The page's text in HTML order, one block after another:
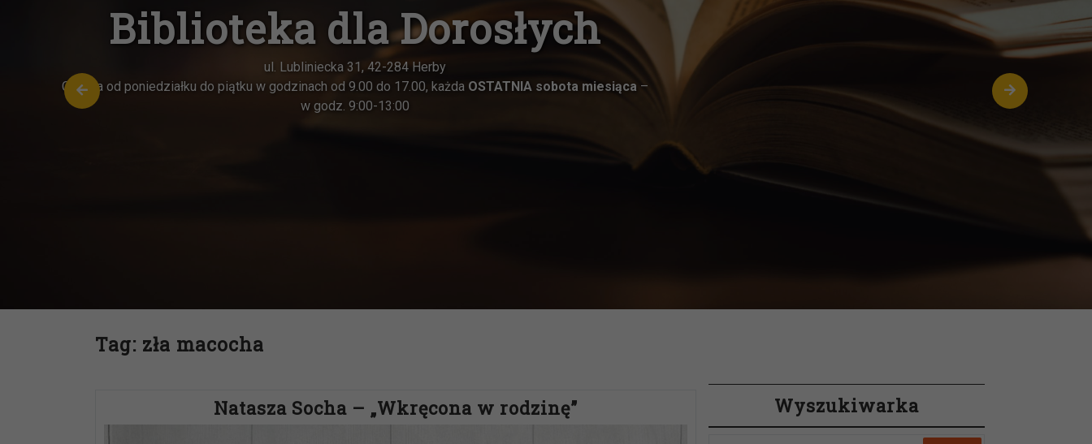
Oddział dla dzieci w Herbach
ul. Katowicka 6, 42-284 Herby
Czynna od poniedziałku do piątku w godzinach od 8.00 do 15.00
Tag: zła macocha
Natasza Socha – „Wkręcona w rodzinę” Wyszukiwarka